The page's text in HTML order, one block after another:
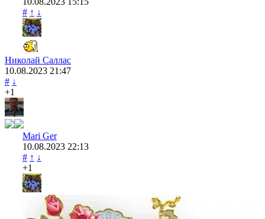
# ↑ ↓
Николай Саллас
10.08.2023 21:47
# ↓
+1
Mari Ger
10.08.2023 22:13
# ↑ ↓
+1